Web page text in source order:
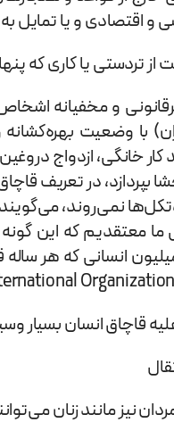
و اقتصادی و یا
از تردستی يا کاری که
و مخفیانه
با وضعیت
کار خانگی، ازدواج
بپردازد، در تعریف
نمی‌روند،
انسانی که هر ساله
قاچاق انسان بسیار